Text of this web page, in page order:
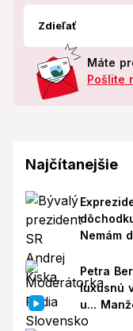
Zdieľať
Máte
Pošlite
Najčítanejšie
Nemám
Petra
luxusnú
u...